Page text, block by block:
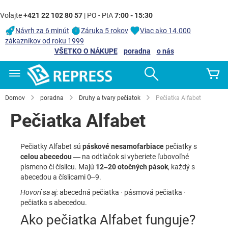
Volajte+421 22 102 80 57 | PO - PIA7:00 - 15:30
Návrh za 6 minút
Záruka 5 rokov
Viac ako 14.000
zákazníkov od roku 1999
VŠETKO O NÁKUPE
poradna
o nás
Domov poradna Druhy a tvary pečiatok Pečiatka Alfabet
Pečiatka Alfabet
Pečiatky Alfabet sú páskové nesamofarbiace pečiatky s
celou abecedou — na odtlačok si vyberiete ľubovoľné
písmeno či číslicu. Majú 12–20 otočných pások, každý s
abecedou a číslicami 0–9.
Hovorí sa aj:abecedná pečiatka · pásmová pečiatka ·
pečiatka s abecedou.
Ako pečiatka Alfabet funguje?